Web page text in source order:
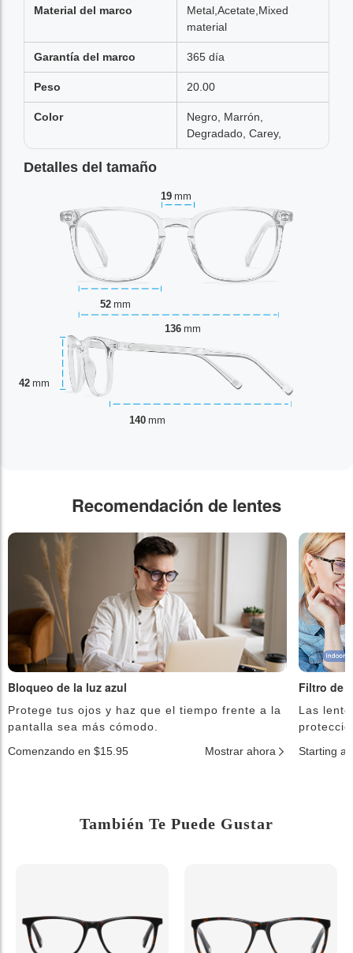
Material del marco
Metal,Acetate,Mixed
material
Garantía del marco 365 día
Peso 20.00
Color
Negro, Marrón,
Degradado, Carey,
Detalles del tamaño
19 mm
52 mm
42 mm
136 mm
140 mm
Recomendación de lentes
Bloqueo de la luz azul
Protege tus ojos y haz que el tiempo frente a la
pantalla sea más cómodo.
Comenzando en $15.95
Mostrar ahora
Filtro de
Las
Starting at
También Te Puede Gustar